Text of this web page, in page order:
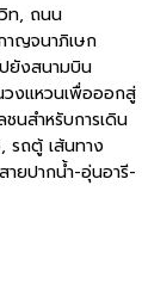
ท, ถนน
าญจนาภิเษก
ยังสนามบิน
งแหวนเพื่อออกสู่
นสำหรับการเดิน
รถตู้ เส้นทาง
ยปากน้ำ-อุ่นอารี-